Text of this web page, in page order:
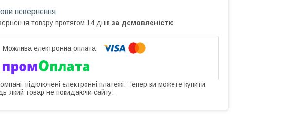
товару протягом 14 днів за домовленістю
підключені електронні платежі. Тепер ви можете купити
який товар не покидаючи сайту.